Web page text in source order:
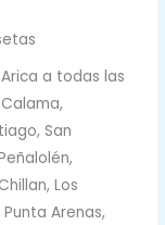
a todas las
San
Los
Arenas,